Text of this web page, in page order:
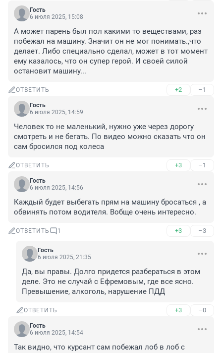
Гость
6 июля 2025, 15:08
А может парень был пол какими то веществами, раз
побежал на машину. Значит он не мог понимать.,что
делает. Либо специально сделал, может в тот момент
ему казалось, что он супер герой. И своей силой
остановит машину...
ОТВЕТИТЬ +2 –1
Гость
6 июля 2025, 14:59
Человек то не маленький, нужно уже через дорогу
смотреть и не бегать. По видео можно сказать что он
сам бросился под колеса
ОТВЕТИТЬ +3 –1
Гость
6 июля 2025, 14:56
Каждый будет выбегать прям на машину бросаться , а
обвинять потом водителя. Вобще очень интересно.
ОТВЕТИТЬ 1 +3 –3
Гость
6 июля 2025, 21:35
Да, вы правы. Долго придется разбераться в этом
деле. Это не случай с Ефремовым, где все ясно.
Превышение, алкоголь, нарушение ПДД
ОТВЕТИТЬ +3 –0
Гость
6 июля 2025, 14:54
Так видно, что курсант сам побежал лоб в лоб с